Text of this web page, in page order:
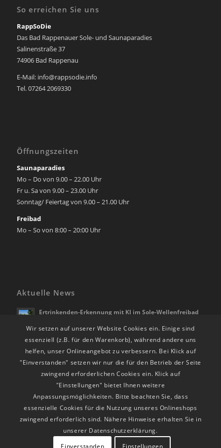
So erreichen Sie uns
RappSoDie
Das Bad Rappenauer Sole- und Saunaparadies
Salinenstraße 37
74906 Bad Rappenau
E-Mail: info@rappsodie.info
Tel. 07264 2069330
Öffnungszeiten
Saunaparadies
Mo – Do von 9.00 – 22.00 Uhr
Fr u. Sa von 9.00 – 23.00 Uhr
Sonntag/ Feiertag von 9.00 – 21.00 Uhr
Freibad
Mo – So von 8:00 – 20:00 Uhr
Aktuelle News
Ertrinkenden-Erkennung mit KI im Sole-Wellenfreibad
21. April 2026 - 10:28
Die Freibadsaison beginnt am 01.05.2026
RappSoDie Weihnachts-Shopping vom 24.11. – 23.12.25
24. November 2025 - 14:30
Wir setzen auf unserer Website Cookies ein. Einige sind
essenziell (z.B. für den Warenkorb), während andere uns
helfen, unser Onlineangebot zu verbessern. Bei Klick auf
"Einverstanden" setzen wir nur die für den Betrieb der Seite
zwingend erforderlichen Cookies ein. Klick auf
"Einstellungen" bietet Ihnen weitere
Anpassungsmöglichkeiten. Bitte beachten Sie, dass
essenzielle Cookies für die Nutzung unseres Onlineshops
zwingend erforderlich sind. Nähere Hinweise erhalten Sie in
unserer Datenschutzerklärung.
Einverstanden
Einstellungen